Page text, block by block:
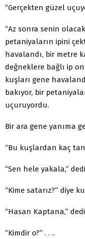
“Gerçekten güzel
“Az sonra senin
petaniyaların ipini
havalandı, bir metre
değneklere bağlı ip
kuşları gene
bakıyor, bir
uçuruyordu.
Bir ara gene yanıma
“Bu kuşlardan kaç
“Sen hele yakala,”
“Kime satarız?” diye
“Hasan Kaptana,”
“Kimdir o?” . . ..